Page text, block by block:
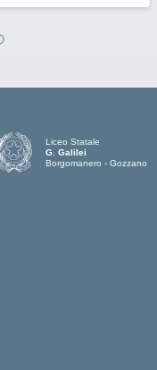
Liceo Statale
G. Galilei
Borgomanero - Gozzano